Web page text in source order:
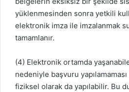
yüklenmesinden sonra yetkili
elektronik imza ile imzalanmak
tamamlanır.
(4) Elektronik ortamda
nedeniyle başvuru
fiziksel olarak da yapılabilir. Bu